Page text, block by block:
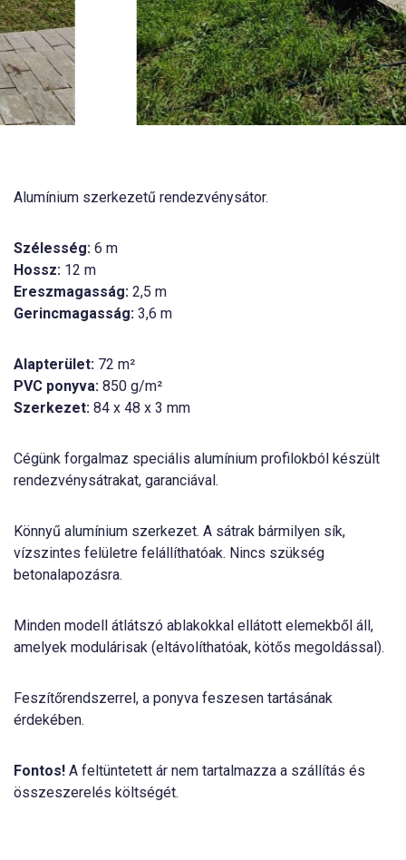
Alumínium szerkezetű rendezvénysátor.
Szélesség: 6 m
Hossz: 12 m
Ereszmagasság: 2,5 m
Gerincmagasság: 3,6 m
Alapterület: 72 m²
PVC ponyva: 850 g/m²
Szerkezet: 84 x 48 x 3 mm
Cégünk forgalmaz speciális alumínium profilokból készült
rendezvénysátrakat, garanciával.
Könnyű alumínium szerkezet. A sátrak bármilyen sík,
vízszintes felületre felállíthatóak. Nincs szükség
betonalapozásra.
Minden modell átlátszó ablakokkal ellátott elemekből áll,
amelyek modulárisak (eltávolíthatóak, kötős megoldással).
Feszítőrendszerrel, a ponyva feszesen tartásának
érdekében.
Fontos! A feltüntetett ár nem tartalmazza a szállítás és
összeszerelés költségét.